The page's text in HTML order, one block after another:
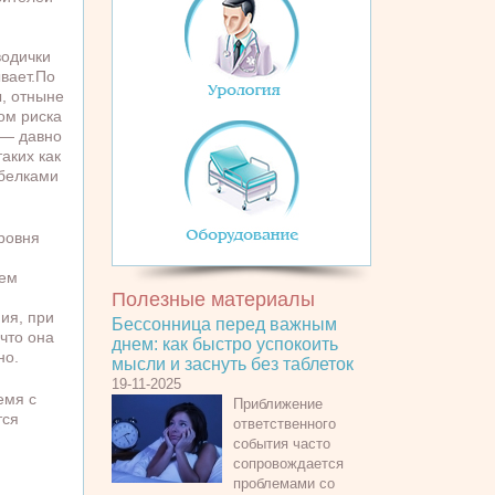
отныне
риска
— давно
как
при
она
с
Полезные материалы
Бессонница перед важным
днем: как быстро успокоить
мысли и заснуть без таблеток
19-11-2025
Приближение
ответственного
события часто
сопровождается
проблемами со